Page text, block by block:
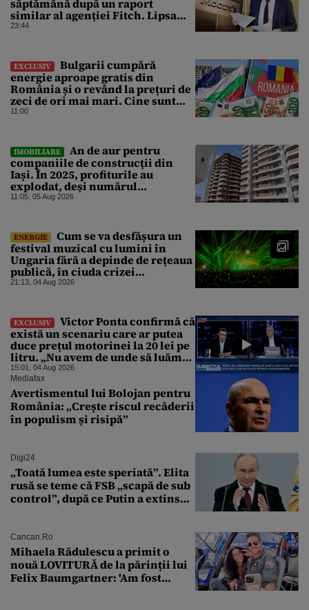
săptămână după un raport
similar al agenției Fitch. Lipsa
unui guvern cu puteri depline,
23:44
EXCLUSIV
Bulgarii cumpără
energie aproape gratis din
România și o revând la prețuri de
zeci de ori mai mari. Cine sunt
noii „băieți deștepți” din energie
11:00
IMOBILIARE
An de aur pentru
companiile de construcții din
Iași. În 2025, profiturile au
explodat, deși numărul
angajaților a scăzut
11:05, 05 Aug 2026
ENERGIE
Cum se va desfășura un
festival muzical cu lumini în
Ungaria fără a depinde de rețeaua
publică, în ciuda crizei
energetice
21:13, 04 Aug 2026
EXCLUSIV
Victor Ponta confirmă că
există un scenariu care ar putea
duce prețul motorinei la 20 lei pe
litru. „Nu avem de unde să luăm
petrol”
15:01, 04 Aug 2026
Mediafax
Avertismentul lui Bolojan pentru
România: „Crește riscul recăderii
în populism și risipă”
Digi24
„Toată lumea este speriată”. Elita
rusă se teme că FSB „scapă de sub
control”, după ce Putin a extins
Cancan.ro
Mihaela Rădulescu a primit o
nouă LOVITURĂ de la părinții lui
Felix Baumgartner: 'Am fost